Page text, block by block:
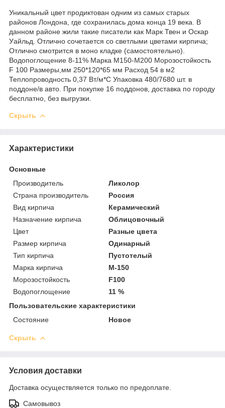
Уникальный цвет продиктован одним из самых старых
районов Лондона, где сохранилась дома конца 19 века. В
данном районе жили такие писатели как Марк Твен и Оскар
Уайльд. Отлично сочетается со светлыми цветами кирпича;
Отлично смотрится в моно кладке (самостоятельно).
Водопоглощение 8-11% Марка М150-М200 Морозостойкость
F 100 Размеры,мм 250*120*65 мм Расход 54 в м2
Теплопроводность 0,37 Вт/м*С Упаковка 480/7680 шт. в
поддоне/в авто. При покупке 16 поддонов, доставка по городу
бесплатно, без выгрузки.
Скрыть
Характеристики
Основные
Производитель
Ликолор
Страна производитель
Россия
Вид кирпича
Керамический
Назначение кирпича
Облицовочный
Цвет
Разные цвета
Размер кирпича
Одинарный
Тип кирпича
Пустотелый
Марка кирпича
М-150
Морозостойкость
F100
Водопоглощение
11 %
Пользовательские характеристики
Состояние
Новое
Скрыть
Условия доставки
Доставка осуществляется только по предоплате.
Самовывоз